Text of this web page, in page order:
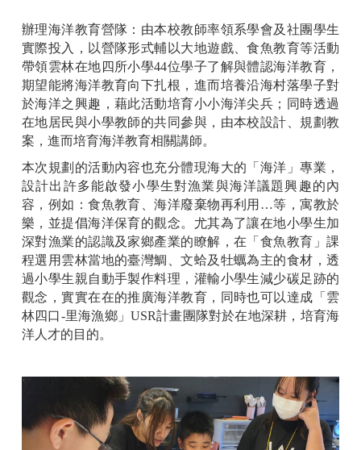
辦理海洋教育營隊：由本校教師率領系學會及社團學生
實際投入，以營隊形式輔以大地遊戲、食魚教育等活動
帶領雲林在地四所小學44位學子了解與體認海洋教育，
期望能將海洋教育向下扎根，進而培養沿海村落學子對
於海洋之興趣，藉此活動培育小小海洋尖兵；同時透過
在地居民與小學教師的共同參與，由本校設計、規劃教
案，進而培育海洋教育相關講師。
本次規劃的活動內容也充分體現海大的「海洋」專業，
設計出許多能啟發小學生對漁業與海洋議題興趣的內
容，例如：食魚教育、海洋廢棄物再利用…等，寓教於
樂，並提倡海洋保育的觀念。尤其為了讓在地小學生加
深對漁業的認識及家鄉產業的瞭解，在「食魚教育」課
程選用雲林當地的臺灣鯛、文蛤及牡蠣為主的食材，透
過小學生親自動手製作料理，灌輸小學生減少碳足跡的
觀念，實實在在的推廣海洋教育，同時也可以達成「雲
林四口-里海漁鄉」 USR計畫團隊對於在地深耕，培育海
洋人才的目的。